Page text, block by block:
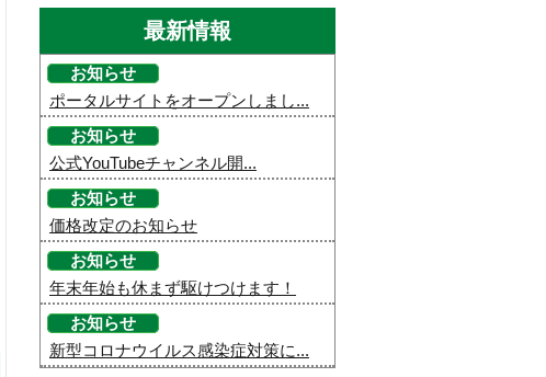
最新情報
お知らせ
ポータルサイトをオープンしまし...
お知らせ
公式YouTubeチャンネル開...
お知らせ
価格改定のお知らせ
お知らせ
年末年始も休まず駆けつけます！
お知らせ
新型コロナウイルス感染症対策に...